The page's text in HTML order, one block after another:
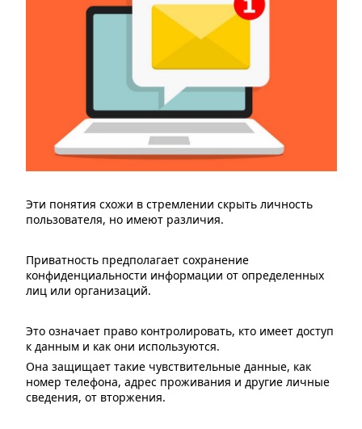
Эти понятия схожи в стремлении скрыть личность
пользователя, но имеют различия.
Приватность предполагает сохранение
конфиденциальности информации от определенных
лиц или организаций.
Это означает право контролировать, кто имеет доступ
к данным и как они используются.
Она защищает такие чувствительные данные, как
номер телефона, адрес проживания и другие личные
сведения, от вторжения.